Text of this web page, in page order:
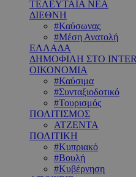
ΤΕΛΕΥΤΑΙΑ ΝΕΑ
ΔΙΕΘΝΗ
#Καύσωνας
#Μέση Ανατολή
ΕΛΛΑΔΑ
ΔΗΜΟΦΙΛΗ ΣΤΟ
ΟΙΚΟΝΟΜΙΑ
#Καύσιμα
#Συνταξιοδοτικό
#Τουρισμός
ΠΟΛΙΤΙΣΜΟΣ
ΑΤΖΕΝΤΑ
ΠΟΛΙΤΙΚΗ
#Κυπριακό
#Βουλή
#Κυβέρνηση